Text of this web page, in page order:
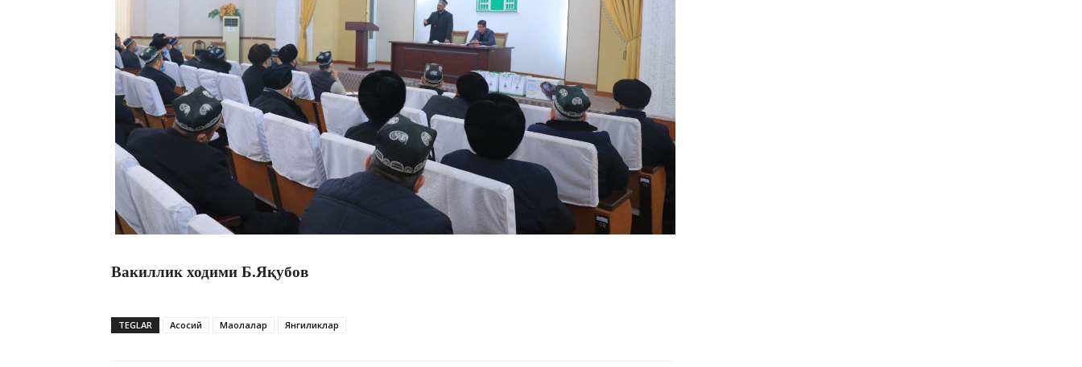
Вакиллик ходими Б.Яқубов
TEGLAR Асосий Мақолалар Янгиликлар